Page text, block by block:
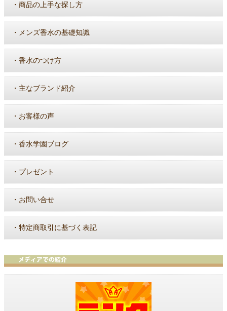
・ 商品の上手な探し方
・ メンズ香水の基礎知識
・ 香水のつけ方
・ 主なブランド紹介
・ お客様の声
・ 香水学園ブログ
・ プレゼント
・ お問い合せ
・ 特定商取引に基づく表記